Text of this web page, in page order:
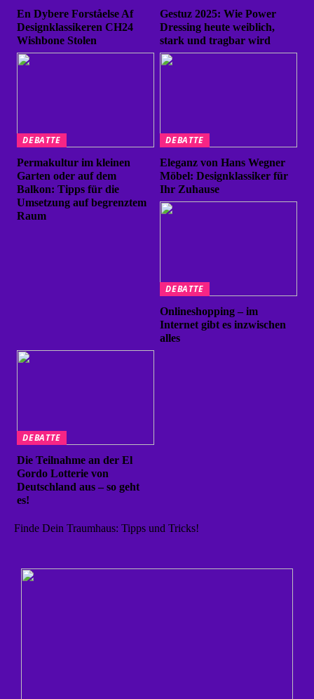
En Dybere Forståelse Af
Designklassikeren CH24
Wishbone Stolen
Gestuz 2025: Wie Power
Dressing heute weiblich,
stark und tragbar wird
DEBATTE
Permakultur im kleinen
Garten oder auf dem
Balkon: Tipps für die
Umsetzung auf begrenztem
Raum
DEBATTE
Eleganz von Hans Wegner
Möbel: Designklassiker für
Ihr Zuhause
DEBATTE
Onlineshopping – im
Internet gibt es inzwischen
alles
DEBATTE
Die Teilnahme an der El
Gordo Lotterie von
Deutschland aus – so geht
es!
Finde Dein Traumhaus: Tipps und Tricks!